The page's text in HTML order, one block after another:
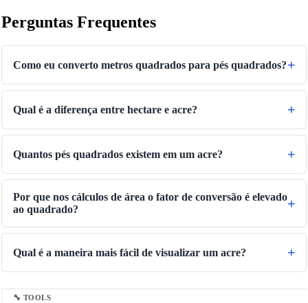
🔗Related Tools
📐Unit Converters
🔧 TOOLS
Perguntas Frequentes
Como eu converto metros quadrados para pés quadrados?
Qual é a diferença entre hectare e acre?
Quantos pés quadrados existem em um acre?
Por que nos cálculos de área o fator de conversão é elevado
ao quadrado?
Qual é a maneira mais fácil de visualizar um acre?